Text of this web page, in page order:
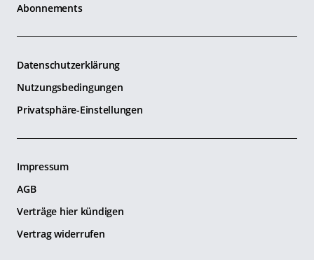
Abonnements
Datenschutzerklärung
Nutzungsbedingungen
Privatsphäre-Einstellungen
Impressum
AGB
Verträge hier kündigen
Vertrag widerrufen